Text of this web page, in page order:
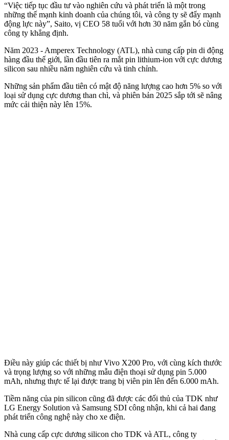
“Việc tiếp tục đầu tư vào nghiên cứu và phát triển là một trong
những thế mạnh kinh doanh của chúng tôi, và công ty sẽ đẩy mạnh
động lực này”, Saito, vị CEO 58 tuổi với hơn 30 năm gắn bó cùng
công ty khẳng định.
Năm 2023 - Amperex Technology (ATL), nhà cung cấp pin di động
hàng đầu thế giới, lần đầu tiên ra mắt pin lithium-ion với cực dương
silicon sau nhiều năm nghiên cứu và tinh chỉnh.
Những sản phẩm đầu tiên có mật độ năng lượng cao hơn 5% so với
loại sử dụng cực dương than chì, và phiên bản 2025 sắp tới sẽ nâng
mức cải thiện này lên 15%.
Điều này giúp các thiết bị như Vivo X200 Pro, với cùng kích thước
và trọng lượng so với những mẫu điện thoại sử dụng pin 5.000
mAh, nhưng thực tế lại được trang bị viên pin lên đến 6.000 mAh.
Tiềm năng của pin silicon cũng đã được các đối thủ của TDK như
LG Energy Solution và Samsung SDI công nhận, khi cả hai đang
phát triển công nghệ này cho xe điện.
Nhà cung cấp cực dương silicon cho TDK và ATL, công ty